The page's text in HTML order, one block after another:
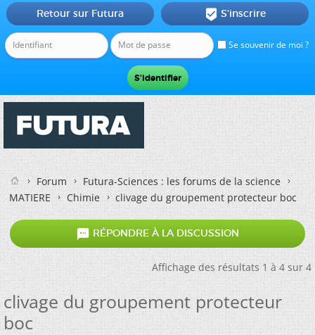
Se souvenir de moi ?
Retour sur Futura  S'inscrire
Forum
Futura-Sciences : les forums de la science
MATIERE
Chimie clivage du groupement protecteur boc
 RÉPONDRE À LA DISCUSSION
Affichage des résultats 1 à 4 sur 4
clivage du groupement protecteur
boc